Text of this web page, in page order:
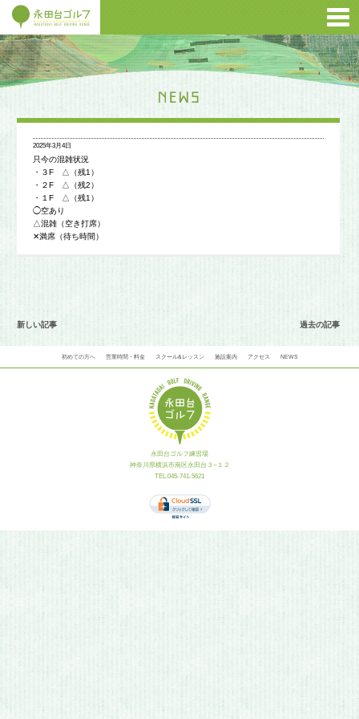
2025年3月4日
只今の混雑状況
・３F △（残1）
・２F △（残2）
・１F △（残1）
◯空あり
△混雑（空き打席）
✕満席（待ち時間）
新しい記事 過去の記事
初めての方へ 営業時間・料金 スクール&レッスン 施設案内 アクセス NEWS
永田台ゴルフ練習場
神奈川県横浜市南区永田台３−１２
TEL.045-741-5621